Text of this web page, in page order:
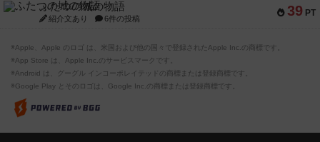
39 PT
ふたつの城の物語
紹介文あり 6件の投稿
※Apple、Apple のロゴ は、米国および他の国々で登録されたApple Inc.の商標です。
※App Store は、Apple Inc.のサービスマークです。
※Android は、グーグル インコーポレイテッドの商標または登録商標です。
※Google Play とそのロゴは、Google Inc.の商標または登録商標です。